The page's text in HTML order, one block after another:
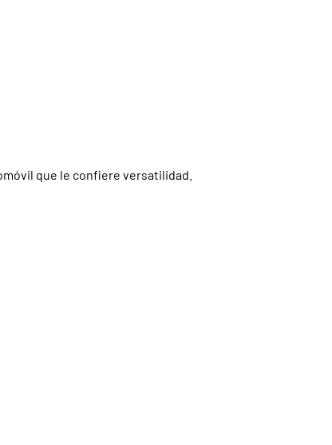
que le confiere versatilidad.